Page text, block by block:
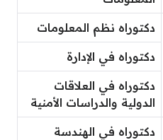
دكتوراه نظم المعلومات
دكتوراه في الإدارة
دكتوراه في العلاقات
الدولية والدراسات الأمنية
دكتوراه في الهندسة